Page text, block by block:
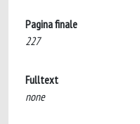
Pagina finale
227
Fulltext
none